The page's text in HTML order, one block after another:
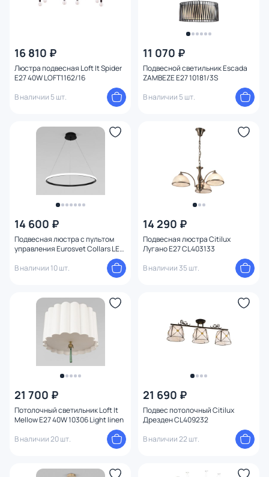
16 810 ₽
Люстра подвесная Loft It Spider
E27 40W LOFT1162/16
В наличии 5 шт.
11 070 ₽
Подвесной светильник Escada
ZAMBEZE E27 10181/3S
В наличии 5 шт.
14 600 ₽
Подвесная люстра с пультом
управления Eurosvet Collars LED
белый, холодный)
В наличии 10 шт.
14 290 ₽
Подвесная люстра Citilux
Лугано E27 CL403133
В наличии 35 шт.
21 700 ₽
Потолочный светильник Loft It
Mellow E27 40W 10306 Light linen
В наличии 20 шт.
21 690 ₽
Подвес потолочный Citilux
Дрезден CL409232
В наличии 22 шт.